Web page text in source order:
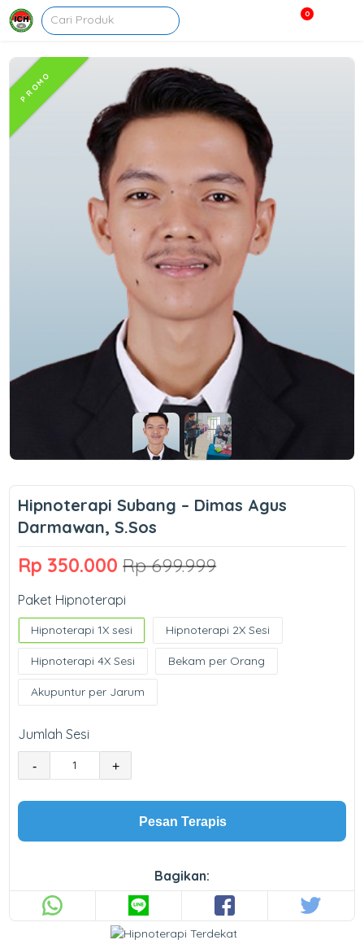
0
PROMO
Hipnoterapi Subang – Dimas Agus
Darmawan, S.Sos
Rp 350.000 Rp 699.999
Paket Hipnoterapi
Hipnoterapi 1X sesi Hipnoterapi 2X Sesi
Hipnoterapi 4X Sesi Bekam per Orang
Akupuntur per Jarum
Jumlah Sesi
- +
Pesan Terapis
Bagikan: